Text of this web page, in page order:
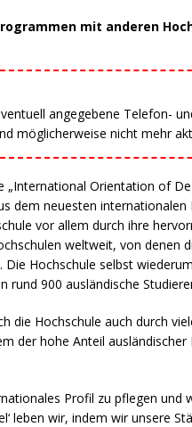
mit anderen
angegebene Telefon-
möglicherweise nicht mehr
Orientation of
dem neuesten internationalen
vor allem durch ihre
weltweit, von denen
Hochschule selbst
rund 900 ausländische
die Hochschule auch durch
der hohe Anteil
Profil zu pflegen und
leben wir, indem wir unsere